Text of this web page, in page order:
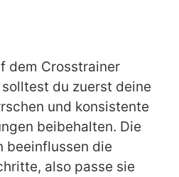
dem Crosstrainer
du zuerst deine
und konsistente
beibehalten. Die
beeinflussen die
also passe sie